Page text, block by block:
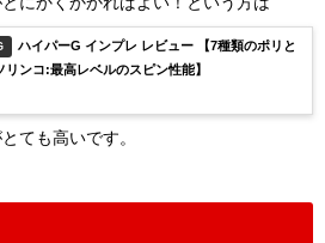
ハイパーG インプレ レビュー 【7種類のポリと
リンコ:最高レベルのスピン性能】
ても高いです。